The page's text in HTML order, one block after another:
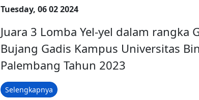
Tuesday, 06 02 2024
Juara 3 Lomba Yel-yel dalam rangka
Bujang Gadis Kampus Universitas
Palembang Tahun 2023
Selengkapnya